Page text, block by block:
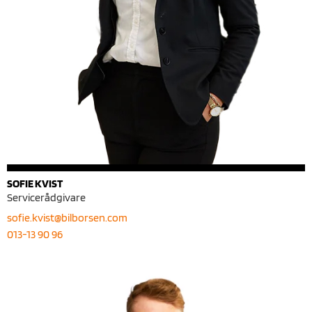
SOFIE KVIST
Servicerådgivare
sofie.kvist@bilborsen.com
013-13 90 96